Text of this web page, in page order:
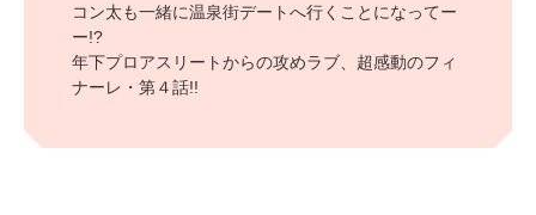
コン太も一緒に温泉街デートへ行くことになってー
ー!?
年下プロアスリートからの攻めラブ、超感動のフィ
ナーレ・第４話!!